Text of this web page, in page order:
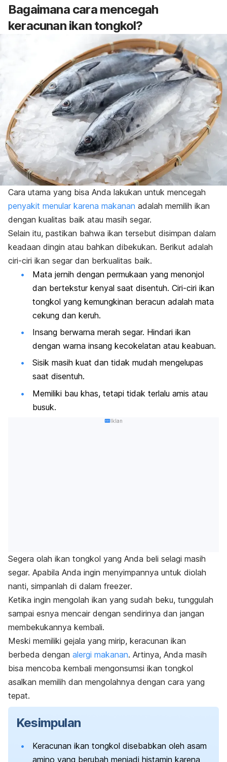
Bagaimana cara mencegah
keracunan ikan tongkol?
Cara utama yang bisa Anda lakukan untuk mencegah
penyakit menular karena makanan adalah memilih ikan
dengan kualitas baik atau masih segar.
Selain itu, pastikan bahwa ikan tersebut disimpan dalam
keadaan dingin atau bahkan dibekukan. Berikut adalah
ciri-ciri ikan segar dan berkualitas baik.
Mata jernih dengan permukaan yang menonjol
dan bertekstur kenyal saat disentuh. Ciri-ciri ikan
tongkol yang kemungkinan beracun adalah mata
cekung dan keruh.
Insang berwarna merah segar. Hindari ikan
dengan warna insang kecokelatan atau keabuan.
Sisik masih kuat dan tidak mudah mengelupas
saat disentuh.
Memiliki bau khas, tetapi tidak terlalu amis atau
busuk.
Iklan
Segera olah ikan tongkol yang Anda beli selagi masih
segar. Apabila Anda ingin menyimpannya untuk diolah
nanti, simpanlah di dalam freezer.
Ketika ingin mengolah ikan yang sudah beku, tunggulah
sampai esnya mencair dengan sendirinya dan jangan
membekukannya kembali.
Meski memiliki gejala yang mirip, keracunan ikan
berbeda dengan alergi makanan. Artinya, Anda masih
bisa mencoba kembali mengonsumsi ikan tongkol
asalkan memilih dan mengolahnya dengan cara yang
tepat.
Kesimpulan
Keracunan ikan tongkol disebabkan oleh asam
amino yang berubah menjadi histamin karena